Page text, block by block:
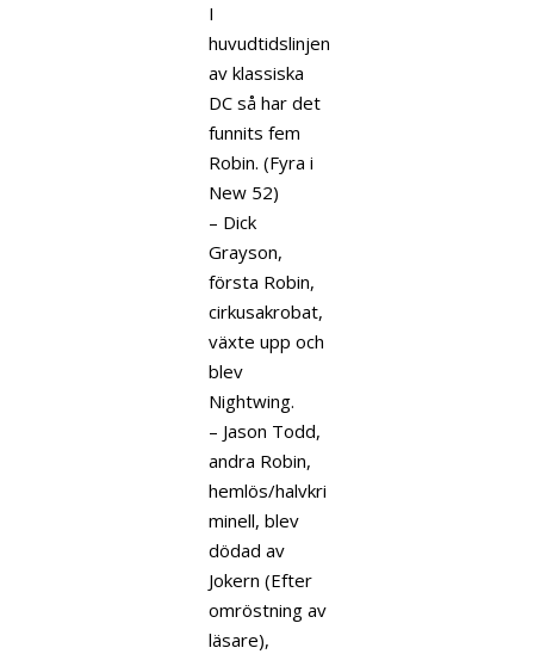
I
huvudtidslinjen
av klassiska
DC så har det
funnits fem
Robin. (Fyra i
New 52)
– Dick
Grayson,
första Robin,
cirkusakrobat,
växte upp och
blev
Nightwing.
– Jason Todd,
andra Robin,
hemlös/halvkri
minell, blev
dödad av
Jokern (Efter
omröstning av
läsare),